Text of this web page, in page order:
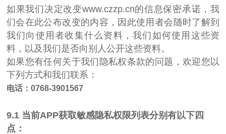
如果我们决定改变www.czzp.cn的信息保密承诺，我
们会在此公布改变的内容，因此使用者会随时了解到
我们向使用者收集什么资料，我们如何使用这些资
料，以及我们是否向别人公开这些资料。
如果您有任何关于我们隐私权条款的问题，欢迎您以
下列方式和我们联系：
电话：0768-3901567
9.1 当前APP获取敏感隐私权限列表分别有以下四
点：